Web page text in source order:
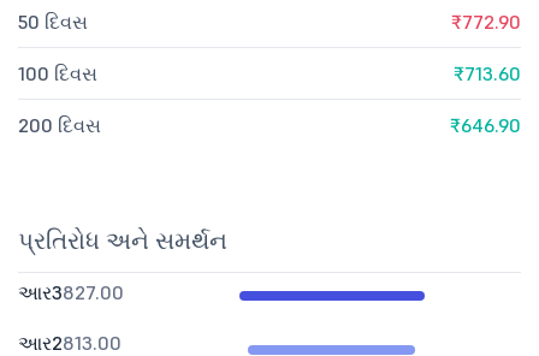
50 દિવસ ₹772.90
100 દિવસ ₹713.60
200 દિવસ ₹646.90
પ્રતિરોધ અને સમર્થન
આર3827.00
આર2813.00